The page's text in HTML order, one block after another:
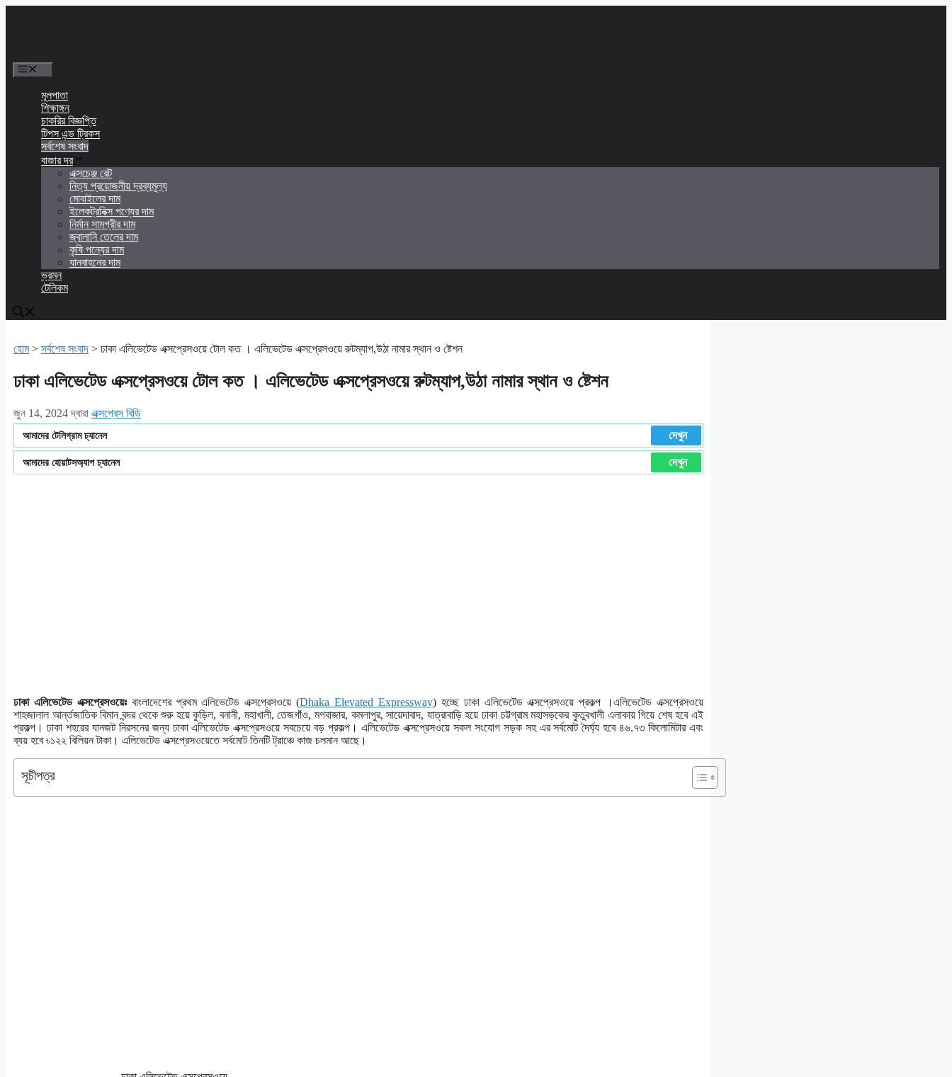
মূলপাতা
শিক্ষাঙ্গন
চাকরির বিজ্ঞপ্তি
টিপস এন্ড ট্রিকস
সর্বশেষ সংবাদ
বাজার দর
এক্সচেঞ্জ রেট
নিত্য প্রয়োজনীয় দ্রব্যমূল্য
মোবাইলের দাম
ইলেকট্রনিক্স পণ্যের দাম
নির্মান সামগ্রীর দাম
জ্বালানি তেলের দাম
কৃষি পন্যের দাম
যানবাহনের দাম
ভ্রমন
টেলিকম
হোম> সর্বশেষ সংবাদ > ঢাকা এলিভেটেড এক্সপ্রেসওয়ে টোল কত । এলিভেটেড এক্সপ্রেসওয়ে রুটম্যাপ,উঠা নামার স্থান ও ষ্টেশন
ঢাকা এলিভেটেড এক্সপ্রেসওয়ে টোল কত । এলিভেটেড এক্সপ্রেসওয়ে রুটম্যাপ,উঠা নামার স্থান ও ষ্টেশন
জুন 14, 2024 দ্বারা এক্সপ্রেস বিডি
আমাদের টেলিগ্রাম চ্যানেল দেখুন
আমাদের হোয়াটসঅ্যাপ চ্যানেল দেখুন
ঢাকা এলিভেটেড এক্সপ্রেসওয়েঃবাংলাদেশের প্রথম এলিভেটেড এক্সপ্রেসওয়ে (Dhaka Elevated Expressway) হচ্ছে ঢাকা এলিভেটেড এক্সপ্রেসওয়ে প্রকল্প ।এলিভেটেড এক্সপ্রেসওয়ে
শাহজালাল আর্ন্তজাতিক বিমান বন্দর থেকে শুরু হয়ে কুড়িল, বনানী, মহাখালী, তেজগাঁও, মগবাজার, কমলাপুর, সায়েদাবাদ, যাত্রাবাড়ি হয়ে ঢাকা চট্টগ্রাম মহাসড়কের কুতুবখালী এলাকায় গিয়ে শেষ হবে এই
প্রকল্প। ঢাকা শহরের যানজট নিরসনের জন্য ঢাকা এলিভেটেড এক্সপ্রেসওয়ে সবচেয়ে বড় প্রকল্প। এলিভেটেড এক্সপ্রেসওয়ে সকল সংযোগ সড়ক সহ এর সর্বমোট দৈর্ঘ্য হবে ৪৬.৭৩ কিলোমিটার এবং
ব্যয় হবে ৳১২২ বিলিয়ন টাকা। এলিভেটেড এক্সপ্রেসওয়েতে সর্বমোট তিনটি ট্রাঞ্চে কাজ চলমান আছে।
সূচীপত্র